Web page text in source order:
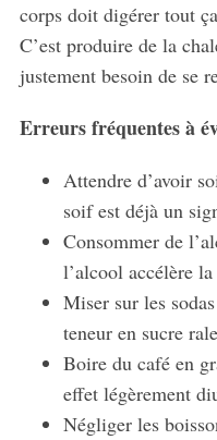
corps doit digérer tout
C’est produire de la
justement besoin de se
Erreurs fréquentes à
Attendre d’avoir
soif est déjà un
Consommer de
l’alcool accélère
Miser sur les
teneur en sucre
Boire du café en
effet légèrement
Négliger les